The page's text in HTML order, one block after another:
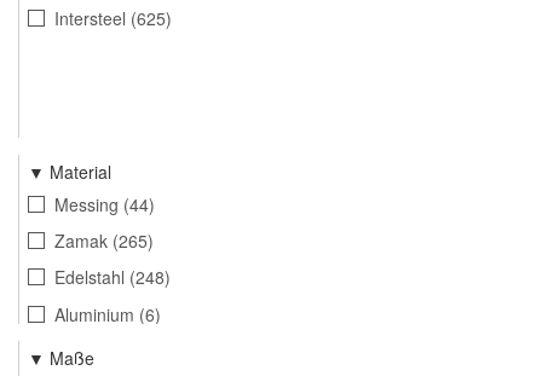
Intersteel 625
Material
Messing 44
Zamak 265
Edelstahl 248
Aluminium 6
- 62
Maße